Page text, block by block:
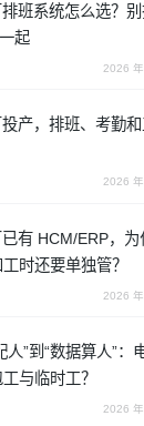
班系统怎么选？别
起
2026
产，排班、考勤
2026
有 HCM/ERP，为
时还要单独管？
2026
人”到“数据算人”：
与临时工？
2026